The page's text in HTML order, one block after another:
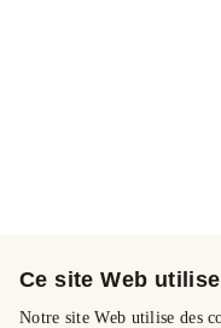
Ce site Web
Notre site Web utilise des